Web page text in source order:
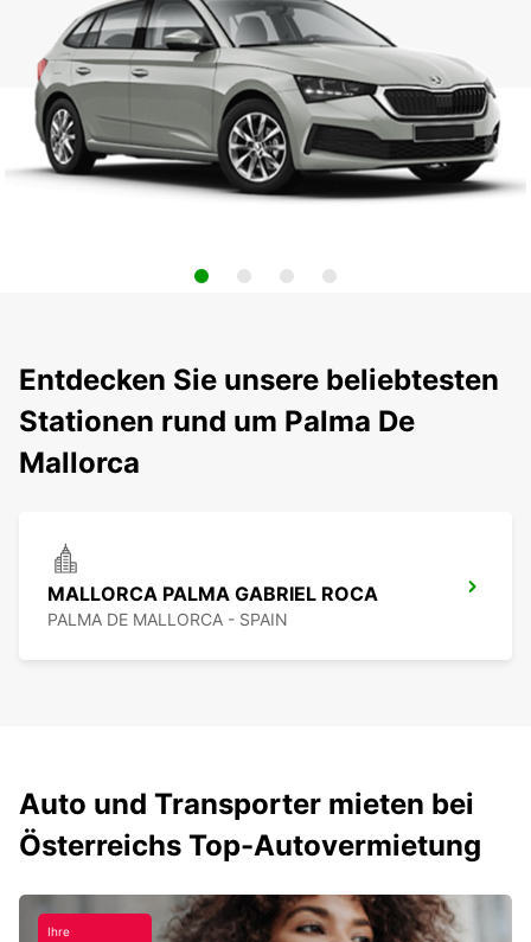
Entdecken Sie unsere beliebtesten
Stationen rund um Palma De
Mallorca
MALLORCA PALMA GABRIEL ROCA
PALMA DE MALLORCA - SPAIN
Auto und Transporter mieten bei
Österreichs Top-Autovermietung
Ihre